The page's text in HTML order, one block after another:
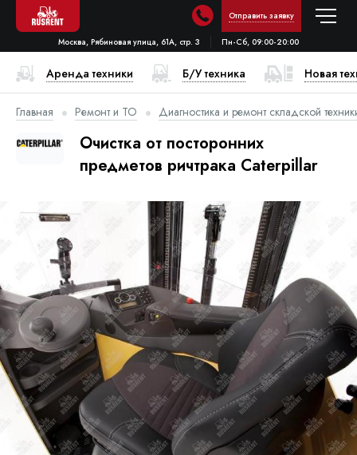
Отправить заявку
Москва, Рябиновая улица, 61А, стр. 3 Пн-Сб, 09:00-20:00
Аренда техники Б/У техника Новая
Главная Ремонт и ТО Диагностика и ремонт складской
Очистка от посторонних
предметов ричтрака Caterpillar